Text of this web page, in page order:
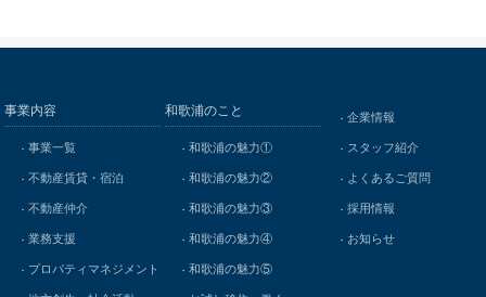
事業内容
事業一覧
不動産賃貸・宿泊
不動産仲介
業務支援
プロパティマネジメント
和歌浦のこと
和歌浦の魅力①
和歌浦の魅力②
和歌浦の魅力③
和歌浦の魅力④
和歌浦の魅力⑤
企業情報
スタッフ紹介
よくあるご質問
採用情報
お知らせ